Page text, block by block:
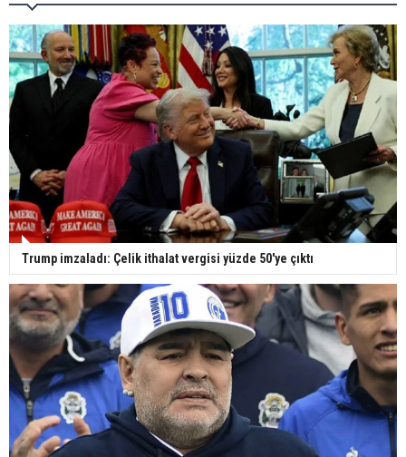
Trump imzaladı: Çelik ithalat vergisi yüzde 50'ye çıktı